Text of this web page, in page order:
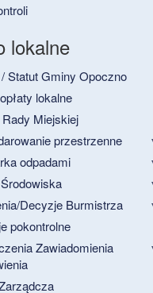
lokalne
Statut Gminy Opoczno
lokalne
Rady Miejskiej
przestrzenne
odpadami
Decyzje Burmistrza
pokontrolne
Zawiadomienia